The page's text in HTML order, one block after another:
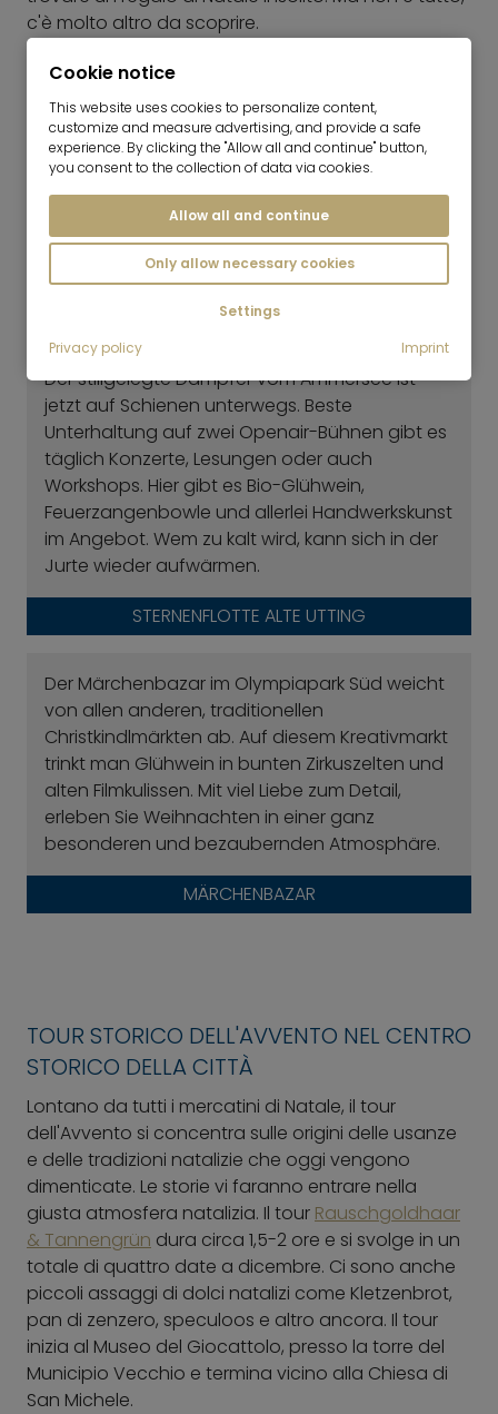
c'è molto altro da scoprire.
Der stillgelegte Dampfer vom Ammersee ist
jetzt auf Schienen unterwegs. Beste
Unterhaltung auf zwei Openair-Bühnen gibt es
täglich Konzerte, Lesungen oder auch
Workshops. Hier gibt es Bio-Glühwein,
Feuerzangenbowle und allerlei Handwerkskunst
im Angebot. Wem zu kalt wird, kann sich in der
Jurte wieder aufwärmen.
STERNENFLOTTE ALTE UTTING
Der Märchenbazar im Olympiapark Süd weicht
von allen anderen, traditionellen
Christkindlmärkten ab. Auf diesem Kreativmarkt
trinkt man Glühwein in bunten Zirkuszelten und
alten Filmkulissen. Mit viel Liebe zum Detail,
erleben Sie Weihnachten in einer ganz
besonderen und bezaubernden Atmosphäre.
MÄRCHENBAZAR
TOUR STORICO DELL'AVVENTO NEL CENTRO
STORICO DELLA CITTÀ
Lontano da tutti i mercatini di Natale, il tour
dell'Avvento si concentra sulle origini delle usanze
e delle tradizioni natalizie che oggi vengono
dimenticate. Le storie vi faranno entrare nella
giusta atmosfera natalizia. Il tour Rauschgoldhaar
& Tannengrün dura circa 1,5-2 ore e si svolge in un
totale di quattro date a dicembre. Ci sono anche
piccoli assaggi di dolci natalizi come Kletzenbrot,
pan di zenzero, speculoos e altro ancora. Il tour
inizia al Museo del Giocattolo, presso la torre del
Municipio Vecchio e termina vicino alla Chiesa di
San Michele.
Cookie notice
This website uses cookies to personalize content,
customize and measure advertising, and provide a safe
experience. By clicking the "Allow all and continue" button,
you consent to the collection of data via cookies.
Allow all and continue
Only allow necessary cookies
Settings
Privacy policy
Imprint